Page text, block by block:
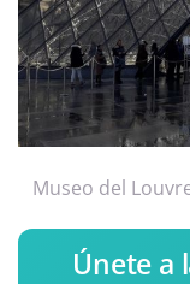
Museo del
Únete a